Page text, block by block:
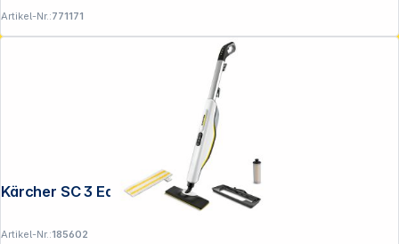
Artikel-Nr.:771171
Kärcher SC 3 EasyFix Upright
Artikel-Nr.:185602